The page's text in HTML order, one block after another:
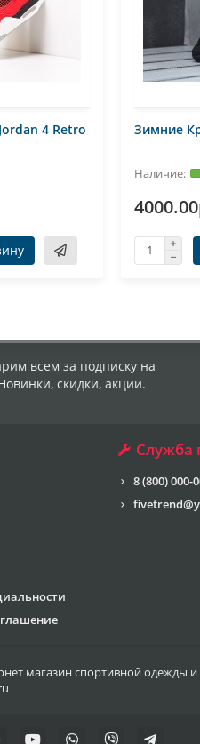
4 Retro Зимние
всем за подписку на
скидки, акции.
Служба
8 (800) 000-
магазин спортивной одежды